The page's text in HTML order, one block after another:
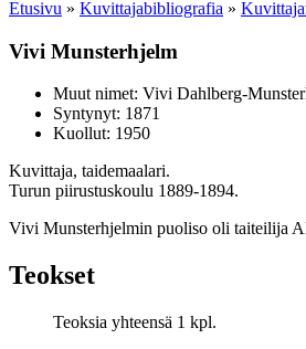
Etusivu » Kuvittaja­bibliografia »
Vivi Munsterhjelm
Muut nimet: Vivi Dahlberg-
Syntynyt: 1871
Kuollut: 1950
Kuvittaja, taidemaalari.
Turun piirustuskoulu 1889-1894.
Vivi Munsterhjelmin puoliso oli taiteilija
Teokset
Teoksia yhteensä 1 kpl.